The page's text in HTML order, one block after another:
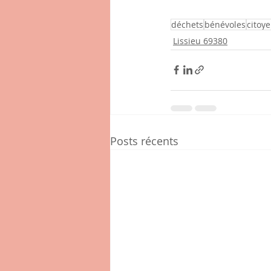
déchets bénévoles
Lissieu 69380
Posts récents